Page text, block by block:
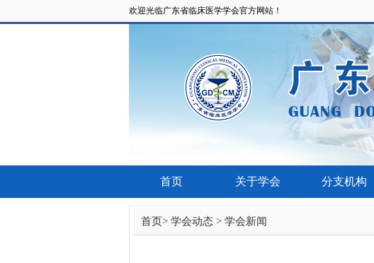
欢迎光临广东省临床医学学会官方网站！
首页 关于学会 分支机构
首页> 学会动态 > 学会新闻